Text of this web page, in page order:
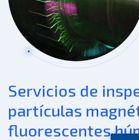
Servicios de
partículas
fluorescentes